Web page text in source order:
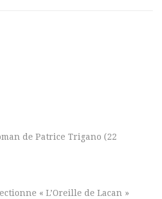
de Patrice Trigano (22
« L’Oreille de Lacan »